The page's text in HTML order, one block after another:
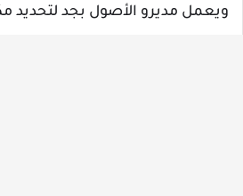
ويعمل مديرو الأصول بجد لتحديد